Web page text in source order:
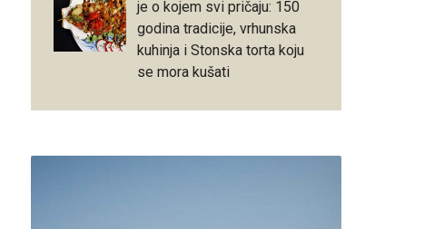
je o kojem svi pričaju: 150
godina tradicije, vrhunska
kuhinja i Stonska torta koju
se mora kušati